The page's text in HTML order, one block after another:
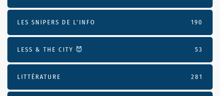
LES SNIPERS DE L’INFO 190
LESS & THE CITY 😈 53
LITTÉRATURE 281